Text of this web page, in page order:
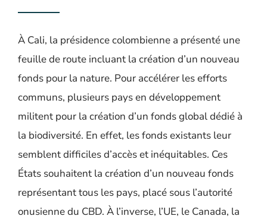
À Cali, la présidence colombienne a présenté une
feuille de route incluant la création d’un nouveau
fonds pour la nature. Pour accélérer les efforts
communs, plusieurs pays en développement
militent pour la création d’un fonds global dédié à
la biodiversité. En effet, les fonds existants leur
semblent difficiles d’accès et inéquitables. Ces
États souhaitent la création d’un nouveau fonds
représentant tous les pays, placé sous l’autorité
onusienne du CBD. À l’inverse, l’UE, le Canada, la